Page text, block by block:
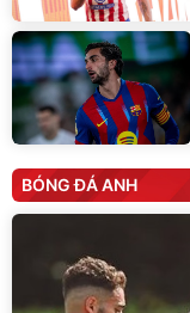
BÓNG ĐÁ ANH